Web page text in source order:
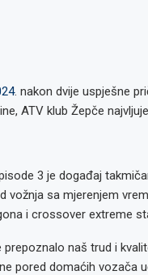
. nakon dvije uspješne
ATV klub Žepče
3 je događaj
vožnja sa mjerenjem
i crossover extreme
naš trud i
pored domaćih vozača